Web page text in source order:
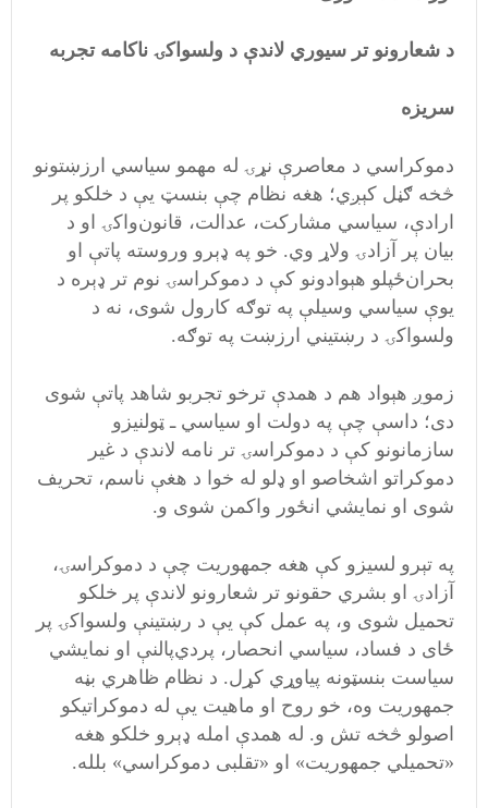
د شعارونو تر سیوري لاندې د ولسواکۍ ناکامه تجربه
سریزه
دموکراسي د معاصرې نړۍ له مهمو سیاسي ارزښتونو
څخه ګڼل کېږي؛ هغه نظام چې بنسټ یې د خلکو پر
ارادې، سیاسي مشارکت، عدالت، قانون‌واکۍ او د
بیان پر آزادۍ ولاړ وي. خو په ډېرو وروسته پاتې او
بحران‌ځپلو هېوادونو کې د دموکراسۍ نوم تر ډېره د
یوې سیاسي وسیلې په توګه کارول شوی، نه د
ولسواکۍ د رښتیني ارزښت په توګه.
زموږ هېواد هم د همدې ترخو تجربو شاهد پاتې شوی
دی؛ داسې چې په دولت او سیاسي ـ ټولنیزو
سازمانونو کې د دموکراسۍ تر نامه لاندې د غیر
دموکراتو اشخاصو او ډلو له خوا د هغې ناسم، تحریف
شوی او نمایشي انځور واکمن شوی و.
په تېرو لسیزو کې هغه جمهوریت چې د دموکراسۍ،
آزادۍ او بشري حقونو تر شعارونو لاندې پر خلکو
تحمیل شوی و، په عمل کې یې د رښتینې ولسواکۍ پر
ځای د فساد، سیاسي انحصار، پردي‌پالنې او نمایشي
سیاست بنسټونه پیاوړي کړل. د نظام ظاهري بڼه
جمهوریت وه، خو روح او ماهیت یې له دموکراتیکو
اصولو څخه تش و. له همدې امله ډېرو خلکو هغه
«تحمیلي جمهوریت» او «تقلبی دموکراسي» بلله.